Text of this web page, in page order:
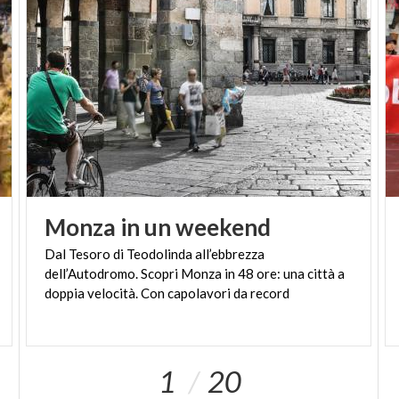
Novecento
Ore 13: Pausa pranzo
Dopo una mattina passata tra i capolavori dell'arte,
è necessario concedersi una pausa. Rimanendo in
piazza Duomo, è possibile pranzare in uno dei tanti
localipresenti in zona o nelleterrazzeintorno alla
piazza, oppure spostarsi in direzioneSan Babila.
Ore 15: it's shopping time!
Dal sacro al profano: nel pomeriggio ci si dedica allo
shopping. Quello gourmet o di abbigliamento,
magari imboccandovia Torino, strada dall'antica
nasconde anche qualche chicca culturale, come la
Basilica di Santa Maria presso San Satiro
Monza in unweekend
Dal Tesoro di Teodolinda all’ebbrezza
dell’Autodromo. Scopri Monza in 48 ore: una città a
doppia velocità. Con capolavori da record
1 20